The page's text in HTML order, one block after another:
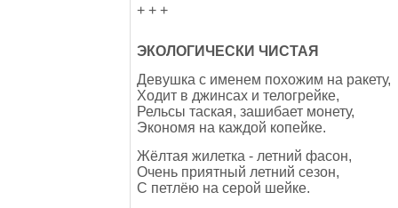
+ + +
ЭКОЛОГИЧЕСКИ ЧИСТАЯ
Девушка с именем похожим на ракету,
Ходит в джинсах и телогрейке,
Рельсы таская, зашибает монету,
Экономя на каждой копейке.
Жёлтая жилетка - летний фасон,
Очень приятный летний сезон,
С петлёю на серой шейке.